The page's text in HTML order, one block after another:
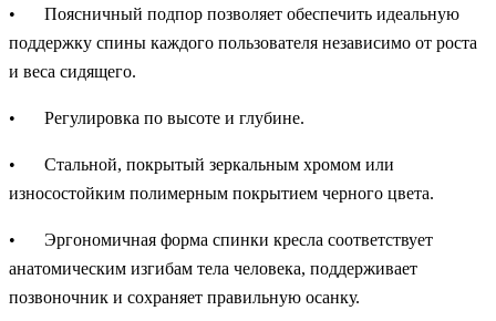
•
Поясничный подпор позволяет обеспечить идеальную
поддержку спины каждого пользователя независимо от роста
и веса сидящего.
• Регулировка по высоте и глубине.
•
Стальной, покрытый зеркальным хромом или
износостойким полимерным покрытием черного цвета.
•
Эргономичная форма спинки кресла соответствует
анатомическим изгибам тела человека, поддерживает
позвоночник и сохраняет правильную осанку.